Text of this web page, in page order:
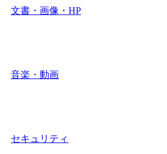
文書・画像・HP
音楽・動画
セキュリティ